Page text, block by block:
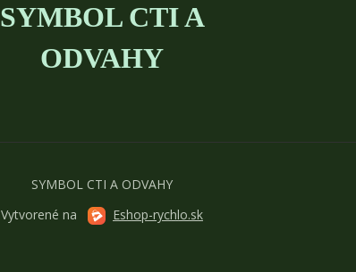
SYMBOL CTI A
ODVAHY
SYMBOL CTI A ODVAHY
Vytvorené na
Eshop-rychlo.sk